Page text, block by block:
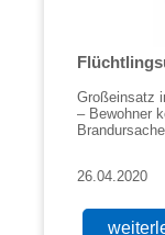
Großeinsatz
– Bewohner
26.04.2020